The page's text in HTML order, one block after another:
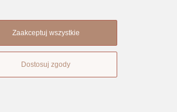
Dostosuj zgody
Zaakceptuj wszystkie